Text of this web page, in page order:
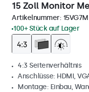
15 Zoll Monitor
Artikelnummer: 15VG7M
100+ Stück auf Lager
4:3 Seitenverhältnis
Anschlüsse: HDMI,
Montage: Einbau,